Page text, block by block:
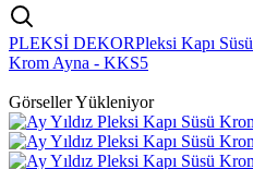
PLEKSİ DEKORPleksi Kapı Süsü
Krom Ayna - KKS5
Görseller Yükleniyor